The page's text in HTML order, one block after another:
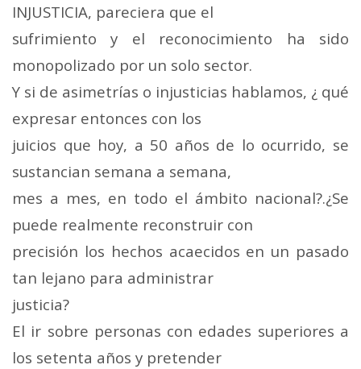
INJUSTICIA, pareciera que el
sufrimiento y el reconocimiento ha sido
monopolizado por un solo sector.
Y si de asimetrías o injusticias hablamos, ¿ qué
expresar entonces con los
juicios que hoy, a 50 años de lo ocurrido, se
sustancian semana a semana,
mes a mes, en todo el ámbito nacional?.¿Se
puede realmente reconstruir con
precisión los hechos acaecidos en un pasado
tan lejano para administrar
justicia?
El ir sobre personas con edades superiores a
los setenta años y pretender